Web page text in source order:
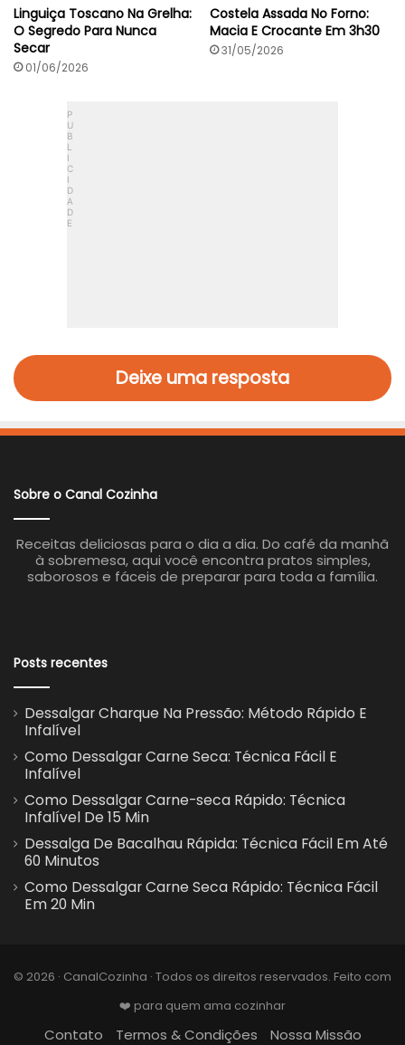
Linguiça Toscano Na Grelha:
O Segredo Para Nunca
Secar
01/06/2026
Costela Assada No Forno:
Macia E Crocante Em 3h30
31/05/2026
Deixe uma resposta
Sobre o Canal Cozinha
Receitas deliciosas para o dia a dia. Do café da manhã
à sobremesa, aqui você encontra pratos simples,
saborosos e fáceis de preparar para toda a família.
Posts recentes
Dessalgar Charque Na Pressão: Método Rápido E
Infalível
Como Dessalgar Carne Seca: Técnica Fácil E
Infalível
Como Dessalgar Carne-seca Rápido: Técnica
Infalível De 15 Min
Dessalga De Bacalhau Rápida: Técnica Fácil Em Até
60 Minutos
Como Dessalgar Carne Seca Rápido: Técnica Fácil
Em 20 Min
© 2026 · CanalCozinha · Todos os direitos reservados. Feito com
❤️ para quem ama cozinhar
Contato Termos & Condições Nossa Missão